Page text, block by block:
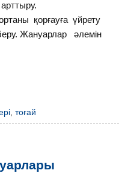
қорғауға үйрету
Жануарлар әлемін
,тоғай